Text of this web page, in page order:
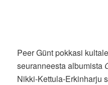
Peer Günt pokkasi
seuranneesta albumista
Nikki-Kettula-Erkinharju